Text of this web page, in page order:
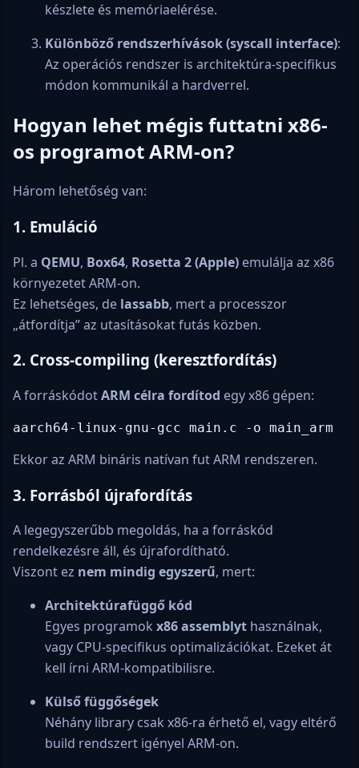
készlete és memóriaelérése.
Különböző rendszerhívások (syscall interface):
Az operációs rendszer is architektúra-specifikus
módon kommunikál a hardverrel.
Hogyan lehet mégis futtatni x86-
os programot ARM-on?
Három lehetőség van:
1. Emuláció
Pl. a QEMU, Box64, Rosetta 2 (Apple) emulálja az x86
környezetet ARM-on.
Ez lehetséges, de lassabb, mert a processzor
„átfordítja” az utasításokat futás közben.
2. Cross-compiling (keresztfordítás)
A forráskódotARM célra fordítod egy x86 gépen:
aarch64-linux-gnu-gcc main.c -o main_arm
Ekkor az ARM bináris natívan fut ARM rendszeren.
3. Forrásból újrafordítás
A legegyszerűbb megoldás, ha a forráskód
rendelkezésre áll, és újrafordítható.
Viszont ez nem mindig egyszerű, mert:
Architektúrafüggő kód
Egyes programok x86 assemblyt használnak,
vagy CPU-specifikus optimalizációkat. Ezeket át
kell írni ARM-kompatibilisre.
Külső függőségek
Néhány library csak x86-ra érhető el, vagy eltérő
build rendszert igényel ARM-on.